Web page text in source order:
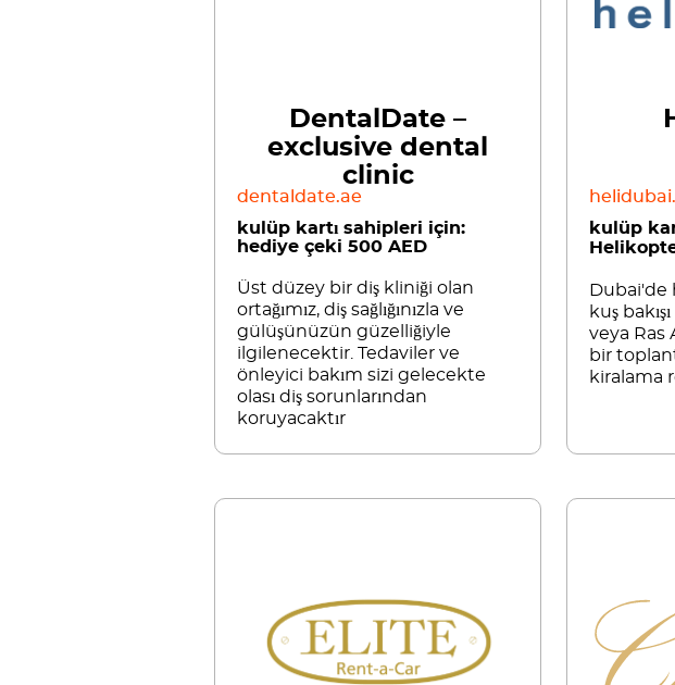
DentalDate –
exclusive dental
clinic
dentaldate.ae
kulüp kartı sahipleri için:
hediye çeki 500 AED
Üst düzey bir diş kliniği olan
ortağımız, diş sağlığınızla ve
gülüşünüzün güzelliğiyle
ilgilenecektir. Tedaviler ve
önleyici bakım sizi gelecekte
olası diş sorunlarından
koruyacaktır
kulüp
Dubai'de
kuş
veya Ras
bir
kiralama